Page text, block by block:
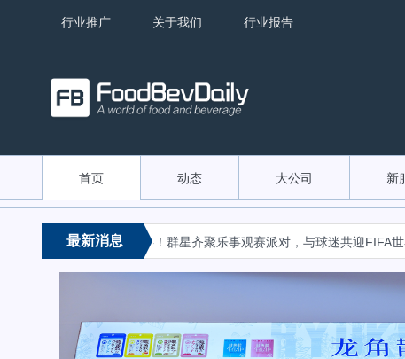
行业推广 关于我们 行业报告
首页 动态 大公司 新
最新消息
看赛有乐事！群星齐聚乐事观赛派对，与球迷共迎FIFA世界